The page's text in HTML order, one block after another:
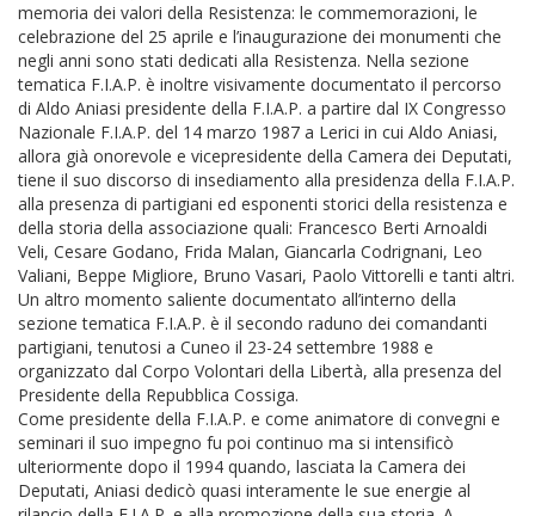
memoria dei valori della Resistenza: le commemorazioni, le
celebrazione del 25 aprile e l’inaugurazione dei monumenti che
negli anni sono stati dedicati alla Resistenza. Nella sezione
tematica F.I.A.P. è inoltre visivamente documentato il percorso
di Aldo Aniasi presidente della F.I.A.P. a partire dal IX Congresso
Nazionale F.I.A.P. del 14 marzo 1987 a Lerici in cui Aldo Aniasi,
allora già onorevole e vicepresidente della Camera dei Deputati,
tiene il suo discorso di insediamento alla presidenza della F.I.A.P.
alla presenza di partigiani ed esponenti storici della resistenza e
della storia della associazione quali: Francesco Berti Arnoaldi
Veli, Cesare Godano, Frida Malan, Giancarla Codrignani, Leo
Valiani, Beppe Migliore, Bruno Vasari, Paolo Vittorelli e tanti altri.
Un altro momento saliente documentato all’interno della
sezione tematica F.I.A.P. è il secondo raduno dei comandanti
partigiani, tenutosi a Cuneo il 23-24 settembre 1988 e
organizzato dal Corpo Volontari della Libertà, alla presenza del
Presidente della Repubblica Cossiga.
Come presidente della F.I.A.P. e come animatore di convegni e
seminari il suo impegno fu poi continuo ma si intensificò
ulteriormente dopo il 1994 quando, lasciata la Camera dei
Deputati, Aniasi dedicò quasi interamente le sue energie al